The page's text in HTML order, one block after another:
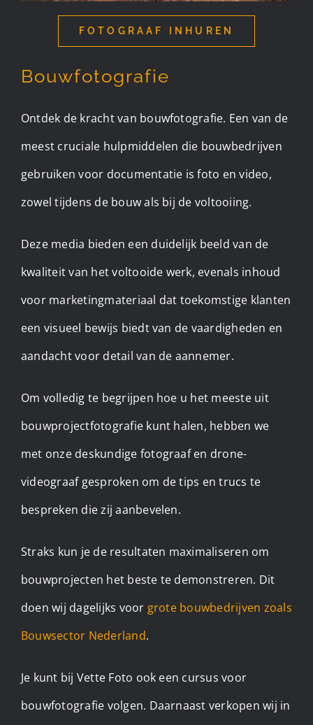
FOTOGRAAF INHUREN
Bouwfotografie
Ontdek de kracht van bouwfotografie. Een van de
meest cruciale hulpmiddelen die bouwbedrijven
gebruiken voor documentatie is foto en video,
zowel tijdens de bouw als bij de voltooiing.
Deze media bieden een duidelijk beeld van de
kwaliteit van het voltooide werk, evenals inhoud
voor marketingmateriaal dat toekomstige klanten
een visueel bewijs biedt van de vaardigheden en
aandacht voor detail van de aannemer.
Om volledig te begrijpen hoe u het meeste uit
bouwprojectfotografie kunt halen, hebben we
met onze deskundige fotograaf en drone-
videograaf gesproken om de tips en trucs te
bespreken die zij aanbevelen.
Straks kun je de resultaten maximaliseren om
bouwprojecten het beste te demonstreren. Dit
doen wij dagelijks voor grote bouwbedrijven zoals
Bouwsector Nederland.
Je kunt bij Vette Foto ook een cursus voor
bouwfotografie volgen. Daarnaast verkopen wij in